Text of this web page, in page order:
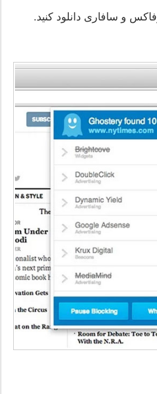
و سافاری دانلود کنید.